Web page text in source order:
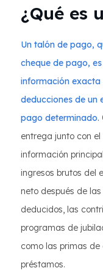
¿Qué es
Un talón de pago,
cheque de pago,
información exacta
deducciones de un
pago determinado.
entrega junto con
información
ingresos brutos del
neto después de
deducidos, las
programas de
como las primas
préstamos.